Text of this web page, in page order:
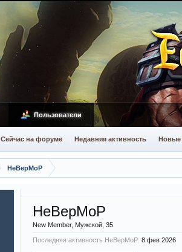
HeBepMoP
HeBepMoP
New Member, Мужской, 35
Последняя активность HeBepMoP: 8 фев 2026
Пользователи
Сейчас на форуме Недавняя активность Новые